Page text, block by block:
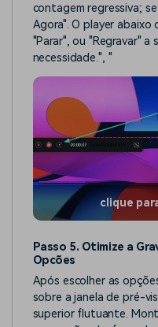
contagem regressiva;
Agora". O player abaixo
"Parar", ou "Regravar" a
necessidade.", "
clique
Passo 5. Otimize a
Opcões
Após escolher as
sobre a janela de pré-
superior flutuante.